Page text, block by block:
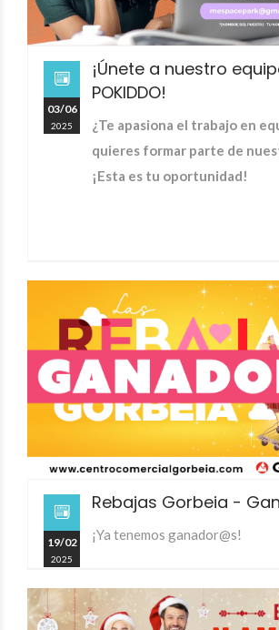
¡Únete a nuestro
POKIDDO!
¿Te apasiona el trabajo en
quieres formar parte de
¡Esta es tu oportunidad!
03/06
2025
Rebajas Gorbeia -
¡Ya tenemos ganador@s!
19/02
2025